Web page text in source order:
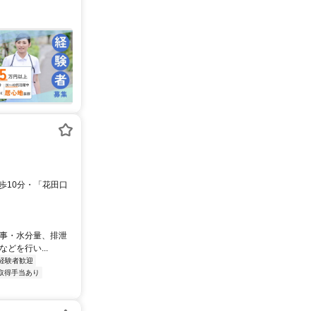
10分・「花田口
・水分量、排泄
どを行い...
験者歓迎
得手当あり